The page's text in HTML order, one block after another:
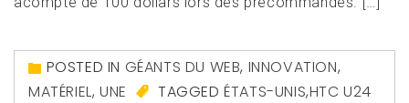
POSTED IN GÉANTS DU WEB, INNOVATION,
MATÉRIEL,UNE TAGGEDÉTATS-UNIS,HTC U24